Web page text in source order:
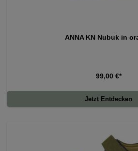
ANNA KN Nubuk in
99,00 €*
Jetzt Entdecken